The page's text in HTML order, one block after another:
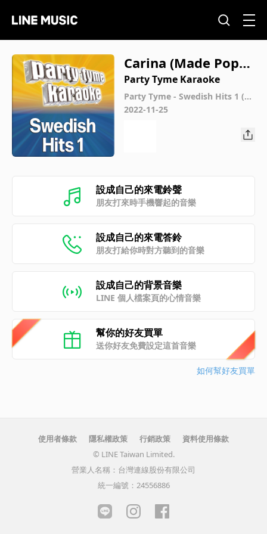
Carina (Made Popul
ar By Larz-Kristerz)
[Karaoke Version]
Party Tyme Karaoke
Party Tyme - Swedish Hits 1 (S
wedish Karaoke Versions)
2022-11-25
設成自己的來電鈴聲
朋友打來時手機響起的音樂
設成自己的來電答鈴
朋友打給你時對方聽到的音樂
設成自己的背景音樂
LINE 個人檔案頁的心情音樂
幫你的好友買單
送你好友免費設定這首音樂
如何幫好友買單
使用者條款 隱私權政策 行銷政策
資料使用條款
© LINE Taiwan Limited.
營業人名稱：台灣連線股份有限公司
統一編號：24556886